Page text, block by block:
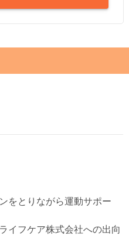
をとりながら運動サポー
イフケア株式会社への出向